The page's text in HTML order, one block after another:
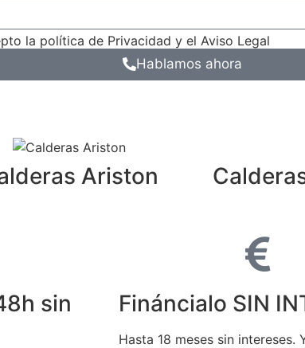
la política de Privacidad y el Aviso Legal
Hablamos ahora
Ariston
sin
Fináncialo SIN
Hasta 18 meses sin intereses.